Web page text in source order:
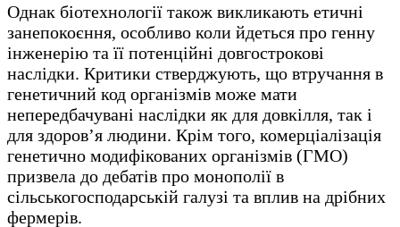
Однак біотехнології також викликають етичні
занепокоєння, особливо коли йдеться про генну
інженерію та її потенційні довгострокові
наслідки. Критики стверджують, що втручання в
генетичний код організмів може мати
непередбачувані наслідки як для довкілля, так і
для здоров’я людини. Крім того, комерціалізація
генетично модифікованих організмів (ГМО)
призвела до дебатів про монополії в
сільськогосподарській галузі та вплив на дрібних
фермерів.